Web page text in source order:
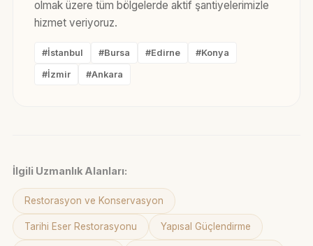
olmak üzere tüm bölgelerde aktif şantiyelerimizle
hizmet veriyoruz.
#İstanbul #Bursa #Edirne #Konya
#İzmir #Ankara
İlgili Uzmanlık Alanları:
Restorasyon ve Konservasyon
Tarihi Eser Restorasyonu Yapısal Güçlendirme